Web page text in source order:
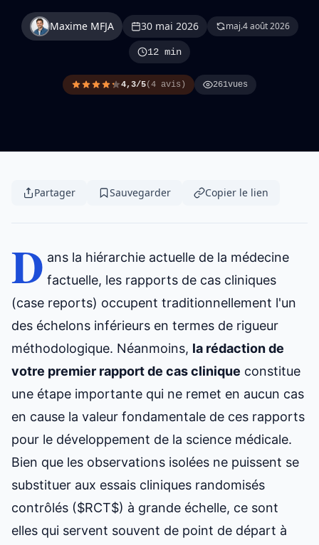
Maxime MFJA 30 mai 2026 maj.4 août 2026
12 min
4,3/5(4 avis) 261vues
Partager Sauvegarder Copier le lien
D ans la hiérarchie actuelle de la médecine
factuelle, les rapports de cas cliniques
(case reports) occupent traditionnellement l'un
des échelons inférieurs en termes de rigueur
méthodologique. Néanmoins, la rédaction de
votre premier rapport de cas clinique constitue
une étape importante qui ne remet en aucun cas
en cause la valeur fondamentale de ces rapports
pour le développement de la science médicale.
Bien que les observations isolées ne puissent se
substituer aux essais cliniques randomisés
contrôlés ($RCT$) à grande échelle, ce sont
elles qui servent souvent de point de départ à